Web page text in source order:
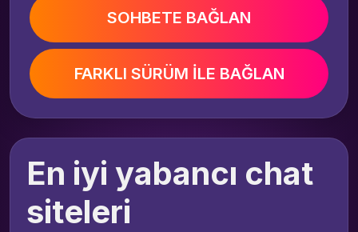
SOHBETE BAĞLAN
FARKLI SÜRÜM İLE BAĞLAN
En iyi yabancı chat
siteleri